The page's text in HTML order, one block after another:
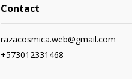
Contact
razacosmica.web@gmail.com
+573012331468